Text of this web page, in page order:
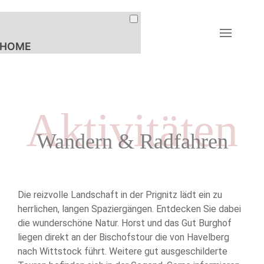
HOME
PREISE & BUCHUNG
AKTIVITÄTEN
PFERDESPORT
EVENTS
WANDERN &
RADFAHREN
Aktivitäten
Wandern & Radfahren
Die reizvolle Landschaft in der Prignitz lädt ein zu
herrlichen, langen Spaziergängen. Entdecken Sie dabei
die wunderschöne Natur. Horst und das Gut Burghof
liegen direkt an der Bischofstour die von Havelberg
nach Wittstock führt. Weitere gut ausgeschilderte